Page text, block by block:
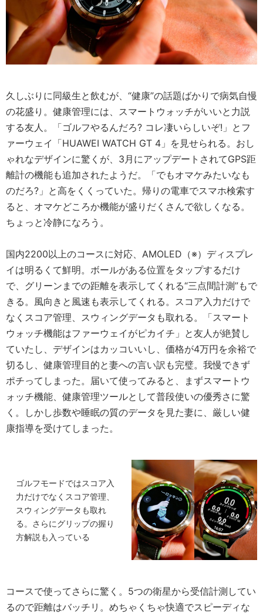
久しぶりに同級生と飲むが、“健康”の話題ばかりで病気自慢
の花盛り。健康管理には、スマートウォッチがいいと力説
する友人。「ゴルフやるんだろ? コレ凄いらしいぞ!」とフ
ァーウェイ「HUAWEI WATCH GT 4」を見せられる。おし
ゃれなデザインに驚くが、3月にアップデートされてGPS距
離計の機能も追加されたようだ。「でもオマケみたいなも
のだろ?」と高をくくっていた。帰りの電車でスマホ検索す
ると、オマケどころか機能が盛りだくさんで欲しくなる。
ちょっと冷静になろう。
国内2200以上のコースに対応、AMOLED（※）ディスプレ
イは明るくて鮮明。ボールがある位置をタップするだけ
で、グリーンまでの距離を表示してくれる“三点間計測”もで
きる。風向きと風速も表示してくれる。スコア入力だけで
なくスコア管理、スウィングデータも取れる。「スマート
ウォッチ機能はファーウェイがピカイチ」と友人が絶賛し
ていたし、デザインはカッコいいし、価格が4万円を余裕で
切るし、健康管理目的と妻への言い訳も完璧。我慢できず
ポチってしまった。届いて使ってみると、まずスマートウ
ォッチ機能、健康管理ツールとして普段使いの優秀さに驚
く。しかし歩数や睡眠の質のデータを見た妻に、厳しい健
康指導を受けてしまった。
ゴルフモードではスコア入
力だけでなくスコア管理、
スウィングデータも取れ
る。さらにグリップの握り
方解説も入っている
コースで使ってさらに驚く。5つの衛星から受信計測してい
るので距離はバッチリ。めちゃくちゃ快適でスピーディな